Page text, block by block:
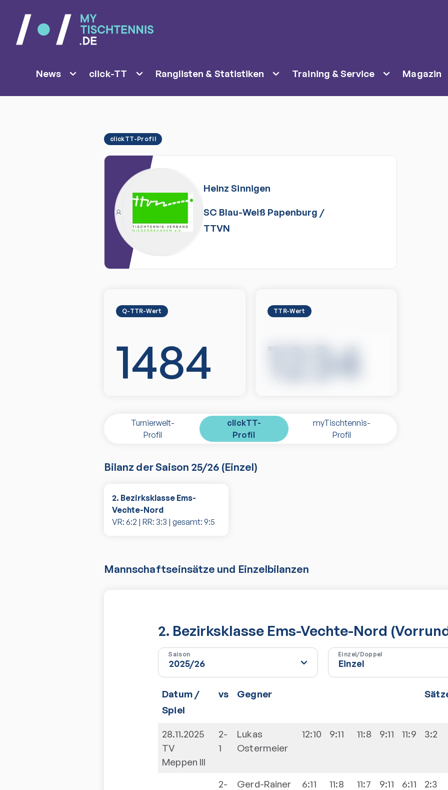
News click-TT Ranglisten & Statistiken Training & Service Magazin
clickTT-Profil
Heinz Sinnigen
SC Blau-Weiß Papenburg /
TTVN
Q-TTR-Wert
1484
TTR-Wert
1234
Turnierwelt-
Profil
clickTT-
Profil
myTischtennis-
Profil
Bilanz der Saison 25/26 (Einzel)
2. Bezirksklasse Ems-
Vechte-Nord
VR: 6:2 | RR: 3:3 | gesamt: 9:5
Mannschaftseinsätze und Einzelbilanzen
2. Bezirksklasse Ems-Vechte-Nord
Saison Einzel/Doppel
Datum /
Spiel
vs Gegner
28.11.2025
TV
Meppen III
2-
1
Lukas
Ostermeier
12:10 9:11 11:8 9:11 11:9 3:2
2-
Gerd-Rainer
6:11 11:8 11:7 9:11 6:11 2:3